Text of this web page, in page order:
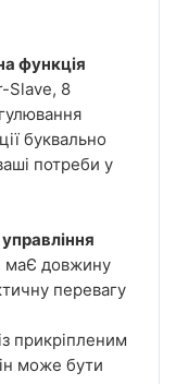
функція
Slave, 8
буквально
потреби у
маЄ довжину
перевагу
прикріпленим
може бути